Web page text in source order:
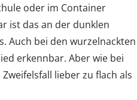
oder im Container
ist das an der dunklen
Auch bei den wurzelnackten
erkennbar. Aber wie bei
lieber zu flach als